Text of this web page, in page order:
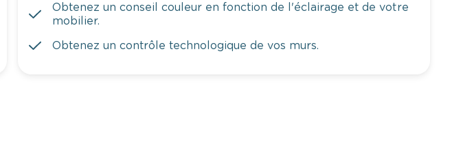
Obtenez un conseil couleur en fonction de l'éclairage et de votre
mobilier.
Obtenez un contrôle technologique de vos murs.